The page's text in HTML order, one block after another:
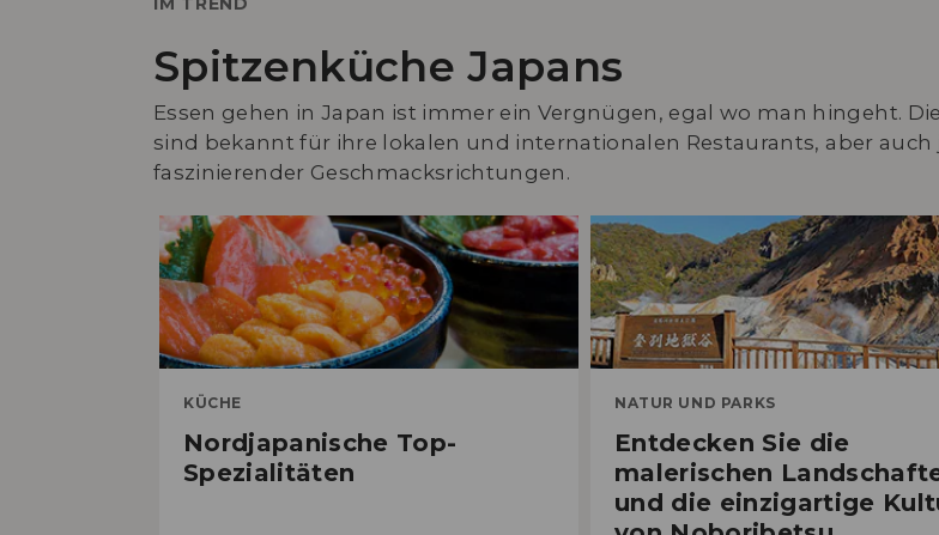
Spitzenküche Japans
Essen gehen in Japan ist immer ein Vergnügen, egal wo man hingeht.
sind bekannt für ihre lokalen und internationalen Restaurants, aber auch
faszinierender Geschmacksrichtungen.
KÜCHE
Nordjapanische Top-
Spezialitäten
NATUR UND PARKS
Entdecken Sie die
malerischen
und die einzigartige